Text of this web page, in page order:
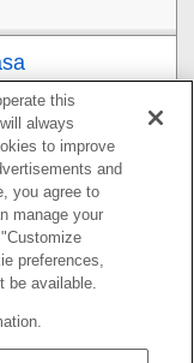
this
always
to improve
and
you agree to
manage your
preferences,
be available.